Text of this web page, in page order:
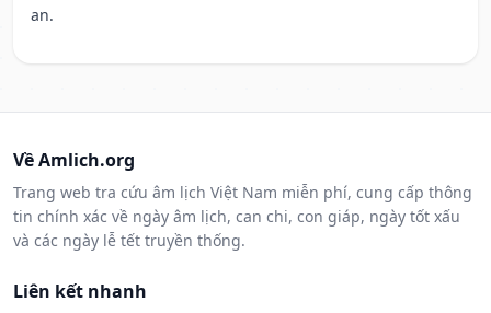
an.
Về Amlich.org
Trang web tra cứu âm lịch Việt Nam miễn phí, cung cấp thông
tin chính xác về ngày âm lịch, can chi, con giáp, ngày tốt xấu
và các ngày lễ tết truyền thống.
Liên kết nhanh